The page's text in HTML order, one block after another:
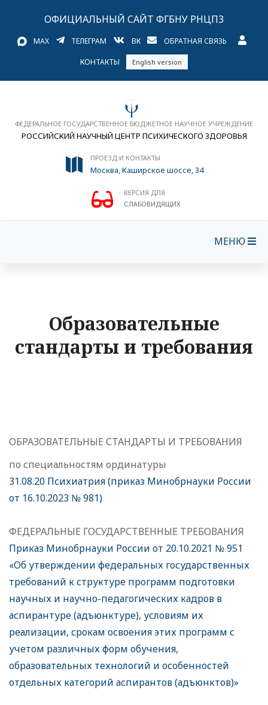
ОФИЦИАЛЬНЫЙ САЙТ ФГБНУ РНЦПЗ
MAX ТЕЛЕГРАМ ВК ОБРАТНАЯ СВЯЗЬ
КОНТАКТЫ English version
ФЕДЕРАЛЬНОЕ ГОСУДАРСТВЕННОЕ БЮДЖЕТНОЕ НАУЧНОЕ УЧРЕЖДЕНИЕ
РОССИЙСКИЙ НАУЧНЫЙ ЦЕНТР ПСИХИЧЕСКОГО ЗДОРОВЬЯ
ПРОЕЗД И КОНТАКТЫ
Москва, Каширское шоссе, 34
ВЕРСИЯ ДЛЯ
СЛАБОВИДЯЩИХ
МЕНЮ
Образовательные
стандарты и требования
ОБРАЗОВАТЕЛЬНЫЕ СТАНДАРТЫ И ТРЕБОВАНИЯ
по специальностям ординатуры
31.08.20 Психиатрия (приказ Минобрнауки России
от 16.10.2023 № 981)
ФЕДЕРАЛЬНЫЕ ГОСУДАРСТВЕННЫЕ ТРЕБОВАНИЯ
Приказ Минобрнауки России от 20.10.2021 № 951
«Об утверждении федеральных государственных
требований к структуре программ подготовки
научных и научно-педагогических кадров в
аспирантуре (адъюнктуре), условиям их
реализации, срокам освоения этих программ с
учетом различных форм обучения,
образовательных технологий и особенностей
отдельных категорий аспирантов (адъюнктов)»